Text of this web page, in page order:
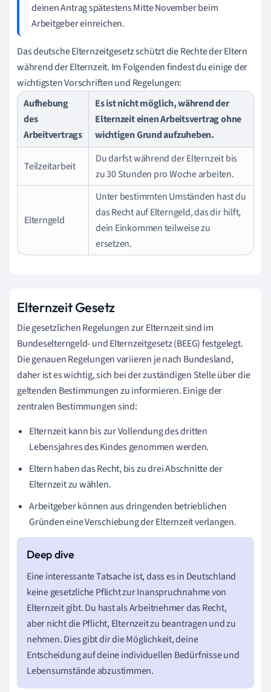
deinen Antrag spätestens Mitte November beim
Arbeitgeber einreichen.
Das deutsche Elternzeitgesetz schützt die Rechte der Eltern
während der Elternzeit. Im Folgenden findest du einige der
wichtigsten Vorschriften und Regelungen:
Aufhebung
des
Arbeitvertrags
Es ist nicht möglich, während der
Elternzeit einen Arbeitsvertrag ohne
wichtigen Grund aufzuheben.
Teilzeitarbeit
Du darfst während der Elternzeit bis
zu 30 Stunden pro Woche arbeiten.
Elterngeld
Unter bestimmten Umständen hast du
das Recht auf Elterngeld, das dir hilft,
dein Einkommen teilweise zu
ersetzen.
Elternzeit Gesetz
Die gesetzlichen Regelungen zur Elternzeit sind im
Bundeselterngeld- und Elternzeitgesetz (BEEG) festgelegt.
Die genauen Regelungen variieren je nach Bundesland,
daher ist es wichtig, sich bei der zuständigen Stelle über die
geltenden Bestimmungen zu informieren. Einige der
zentralen Bestimmungen sind:
Elternzeit kann bis zur Vollendung des dritten
Lebensjahres des Kindes genommen werden.
Eltern haben das Recht, bis zu drei Abschnitte der
Elternzeit zu wählen.
Arbeitgeber können aus dringenden betrieblichen
Gründen eine Verschiebung der Elternzeit verlangen.
Eine interessante Tatsache ist, dass es in Deutschland
keine gesetzliche Pflicht zur Inanspruchnahme von
Elternzeit gibt. Du hast als Arbeitnehmer das Recht,
aber nicht die Pflicht, Elternzeit zu beantragen und zu
nehmen. Dies gibt dir die Möglichkeit, deine
Entscheidung auf deine individuellen Bedürfnisse und
Lebensumstände abzustimmen.